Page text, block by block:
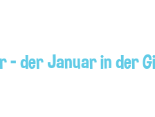
– der Januar in der